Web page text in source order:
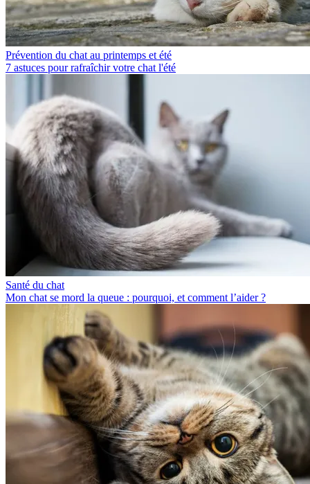
Prévention du chat au printemps et été
7 astuces pour rafraîchir votre chat l'été
Santé du chat
Mon chat se mord la queue : pourquoi, et comment l’aider ?